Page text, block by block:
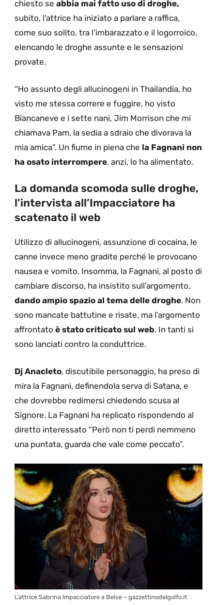
chiesto se abbia mai fatto uso di droghe,
subito, l’attrice ha iniziato a parlare a raffica,
come suo solito, tra l’imbarazzato e il logorroico,
elencando le droghe assunte e le sensazioni
provate.
“Ho assunto degli allucinogeni in Thailandia, ho
visto me stessa correre e fuggire, ho visto
Biancaneve e i sette nani, Jim Morrison che mi
chiamava Pam, la sedia a sdraio che divorava la
mia amica”. Un fiume in piena che la Fagnani non
ha osato interrompere, anzi, lo ha alimentato.
La domanda scomoda sulle droghe,
l’intervista all’Impacciatore ha
scatenato il web
Utilizzo di allucinogeni, assunzione di cocaina, le
canne invece meno gradite perché le provocano
nausea e vomito. Insomma, la Fagnani, al posto di
cambiare discorso, ha insistito sull’argomento,
dando ampio spazio al tema delle droghe. Non
sono mancate battutine e risate, ma l’argomento
affrontato è stato criticato sul web. In tanti si
sono lanciati contro la conduttrice.
Dj Anacleto, discutibile personaggio, ha preso di
mira la Fagnani, definendola serva di Satana, e
che dovrebbe redimersi chiedendo scusa al
Signore. La Fagnani ha replicato rispondendo al
diretto interessato “Però non ti perdi nemmeno
una puntata, guarda che vale come peccato”.
L’attrice Sabrina Impacciatore a Belve – gazzettinodelgolfo.it